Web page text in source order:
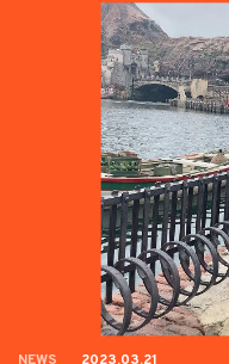
NEWS 2023.03.21